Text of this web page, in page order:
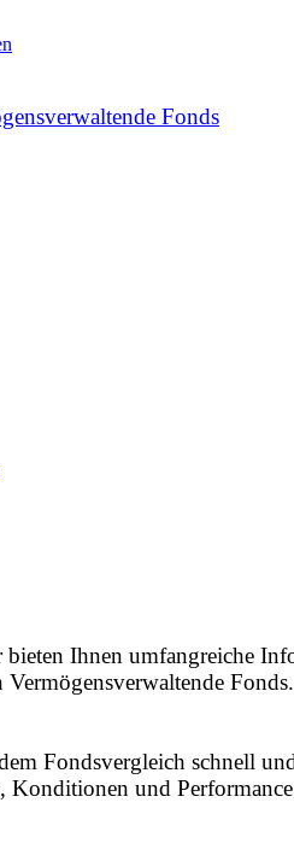
Fonds
bieten Ihnen umfangreiche
Fonds.
Fondsvergleich schnell
Konditionen und